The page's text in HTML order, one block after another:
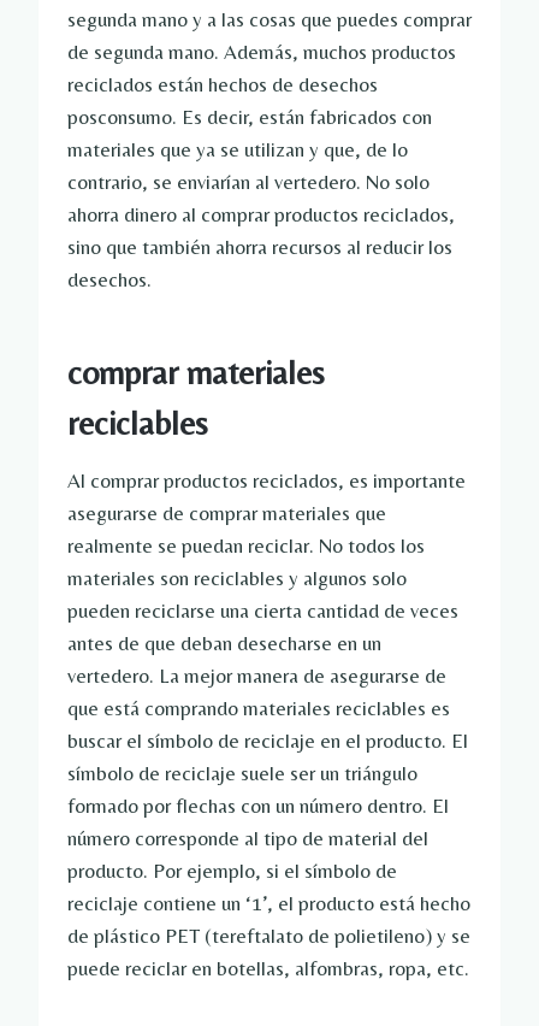
segunda mano y a las cosas que puedes comprar
de segunda mano. Además, muchos productos
reciclados están hechos de desechos
posconsumo. Es decir, están fabricados con
materiales que ya se utilizan y que, de lo
contrario, se enviarían al vertedero. No solo
ahorra dinero al comprar productos reciclados,
sino que también ahorra recursos al reducir los
desechos.
comprar materiales
reciclables
Al comprar productos reciclados, es importante
asegurarse de comprar materiales que
realmente se puedan reciclar. No todos los
materiales son reciclables y algunos solo
pueden reciclarse una cierta cantidad de veces
antes de que deban desecharse en un
vertedero. La mejor manera de asegurarse de
que está comprando materiales reciclables es
buscar el símbolo de reciclaje en el producto. El
símbolo de reciclaje suele ser un triángulo
formado por flechas con un número dentro. El
número corresponde al tipo de material del
producto. Por ejemplo, si el símbolo de
reciclaje contiene un ‘1’, el producto está hecho
de plástico PET (tereftalato de polietileno) y se
puede reciclar en botellas, alfombras, ropa, etc.